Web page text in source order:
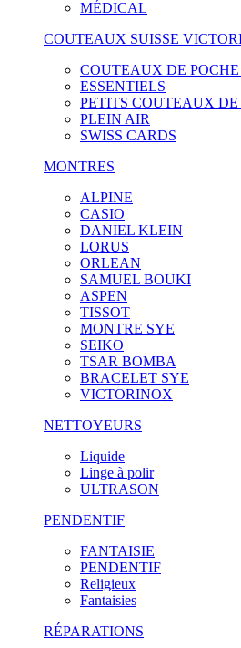
MÉDICAL
COUTEAUX SUISSE
COUTEAUX DE
ESSENTIELS
PETITS COUTEAUX DE
PLEIN AIR
SWISS CARDS
MONTRES
ALPINE
CASIO
DANIEL KLEIN
LORUS
ORLEAN
SAMUEL BOUKI
ASPEN
TISSOT
MONTRE SYE
SEIKO
TSAR BOMBA
BRACELET SYE
VICTORINOX
NETTOYEURS
Liquide
Linge à polir
ULTRASON
PENDENTIF
FANTAISIE
PENDENTIF
Religieux
Fantaisies
RÉPARATIONS